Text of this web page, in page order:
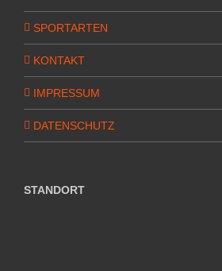
SPORTARTEN
KONTAKT
IMPRESSUM
DATENSCHUTZ
STANDORT